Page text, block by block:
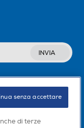
INVIA
di terze
senza accettare